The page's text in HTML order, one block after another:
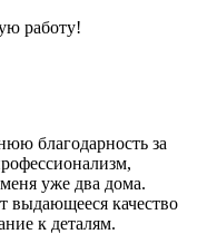
работу!
благодарность за
уже два дома.
выдающееся качество
к деталям.